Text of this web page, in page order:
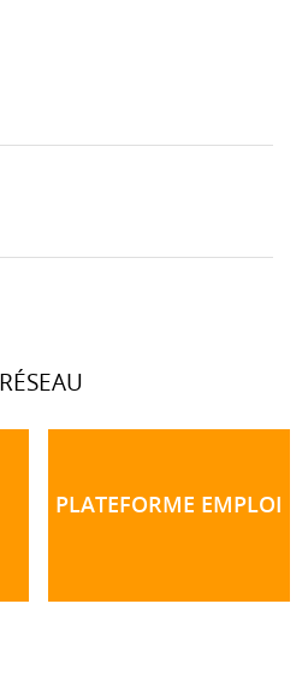
PLATEFORME EMPLOI